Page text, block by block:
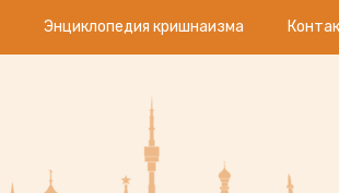
Энциклопедия кришнаизма